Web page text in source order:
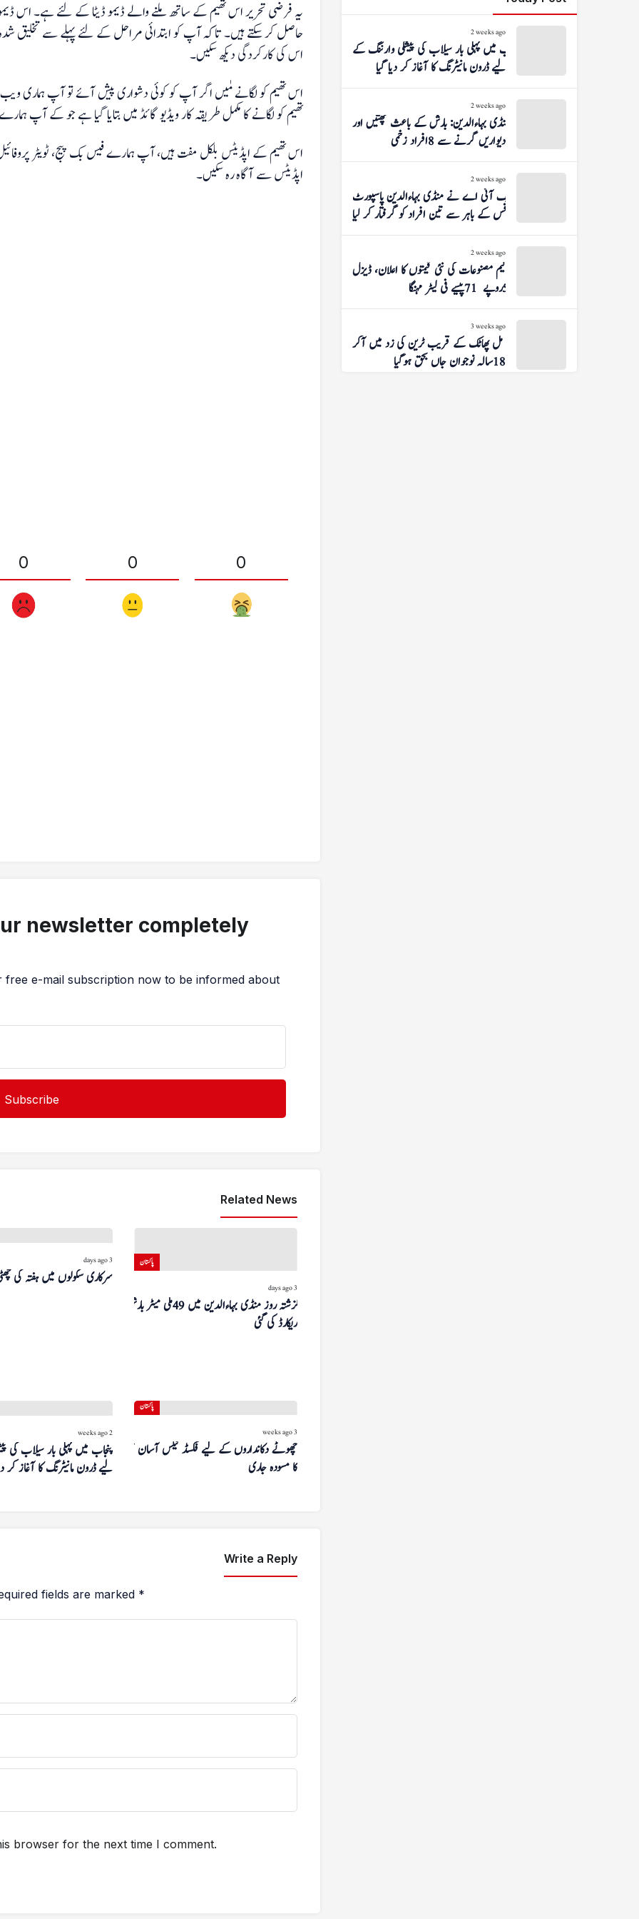
یہ فرضی تحریر اس تھیم کے ساتھ ملنے والے ڈیمو ڈیٹا کے لئے ہے۔ اس
حاصل کر سکتے ہیں۔ تاکہ آپ کو ابتدائی مراحل کے لئے پہلے سے تخلیق
اس کی کارکردگی دیکھ سکیں۔
اس تھیم کو لگانے مٰیں اگر آپ کو کوئی دشواری پیش آئے تو آپ ہماری
تھیم کو لگانے کا مکمل طریقہ کار ویڈیو گائڈ میں بتایا گیا ہے جو کے آپ
اس تھیم کے اپڈیٹس بلکل مفت ہیں، آپ ہمارے فیس بک پیج، ٹویٹر
اپڈیٹس سے آگاہ رہ سکیں۔
0 0 0
newsletter completely
e-mail subscription now to be informed about
Related News
3 days ago
سرکاری سکولوں میں ہفتہ کی
پاکستان
3 days ago
گزشتہ روز منڈی بہاءالدین میں 49 ملی میٹر بارش
ریکارڈ کی گئی
2 weeks ago
پنجاب میں پہلی بار سیلاب کی
لیے ڈرون مانیٹرنگ کا آغاز کر
پاکستان
3 weeks ago
چھوٹے دکانداروں کے لیے فکسڈ ٹیکس آسان سکیم
کا مسودہ جاری
Write a Reply
fields are marked *
browser for the next time I comment.
2 weeks ago
پنجاب میں پہلی بار سیلاب کی پیشگی وارننگ کے
لیے ڈرون مانیٹرنگ کا آغاز کر دیا گیا
2 weeks ago
منڈی بہاءالدین: بارش کے باعث چھتیں اور
دیواریں گرنے سے 8 افراد زخمی
2 weeks ago
ایف آئی اے نے منڈی بہاءالدین پاسپورٹ
آفس کے باہر سے تین افراد کو گرفتار کر لیا
2 weeks ago
پیٹرولیم مصنوعات کی نئی قیمتوں کا اعلان، ڈیزل
5 روپے 71 پیسے فی لیٹر مہنگا
3 weeks ago
شوگر مل پھاٹک کے قریب ٹرین کی زد میں آکر
18 سالہ نوجوان جاں بحق ہوگیا